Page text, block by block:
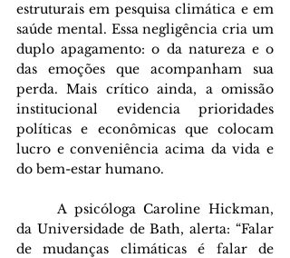
estruturais em pesquisa climática e em
saúde mental. Essa negligência cria um
duplo apagamento: o da natureza e o
das emoções que acompanham sua
perda. Mais crítico ainda, a omissão
institucional evidencia prioridades
políticas e econômicas que colocam
lucro e conveniência acima da vida e
do bem-estar humano.
da Universidade de Bath, alerta: “Falar
de mudanças climáticas é falar de